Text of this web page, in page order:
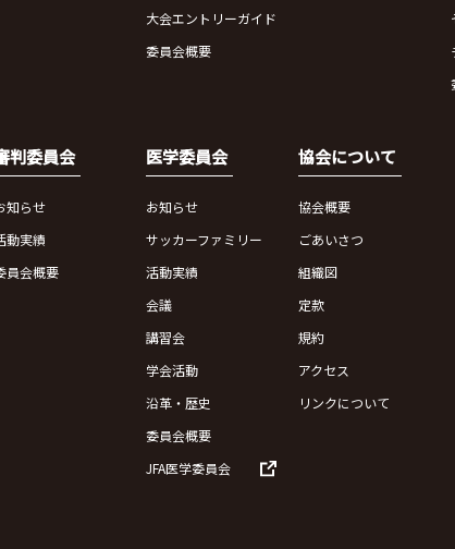
大会エントリーガイド
委員会概要
判委員会
知らせ
動実績
員会概要
医学委員会
お知らせ
サッカーファミリー
活動実績
会議
講習会
学会活動
沿革・歴史
委員会概要
JFA医学委員会
協会について
協会概要
ごあいさつ
組織図
定款
規約
アクセス
リンクについて